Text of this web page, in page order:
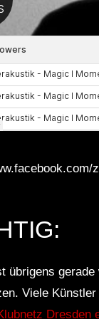
übrigens
Viele
Dresden